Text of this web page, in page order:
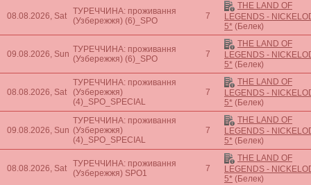
08.08.2026, Sat
ТУРЕЧЧИНА: проживання
(Узбережжя) (6)_SPO 7
THE LAND OF
LEGENDS -
5* (Белек)
09.08.2026, Sun ТУРЕЧЧИНА: проживання
(Узбережжя) (6)_SPO 7
THE LAND OF
LEGENDS -
5* (Белек)
08.08.2026, Sat
ТУРЕЧЧИНА: проживання
(Узбережжя)
(4)_SPO_SPECIAL
7
THE LAND OF
LEGENDS -
5* (Белек)
09.08.2026, Sun
ТУРЕЧЧИНА: проживання
(Узбережжя)
(4)_SPO_SPECIAL
7
THE LAND OF
LEGENDS -
5* (Белек)
08.08.2026, Sat
ТУРЕЧЧИНА: проживання
(Узбережжя) SPO1 7
THE LAND OF
LEGENDS -
5* (Белек)